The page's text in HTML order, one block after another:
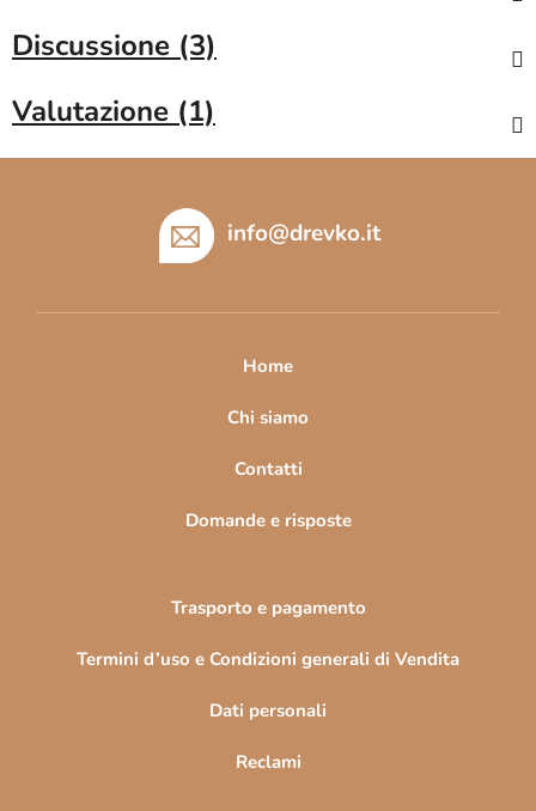
Discussione (3)
Valutazione (1)
info@drevko.it
Home
Chi siamo
Contatti
Domande e risposte
Trasporto e pagamento
Termini d’uso e Condizioni generali di Vendita
Dati personali
Reclami